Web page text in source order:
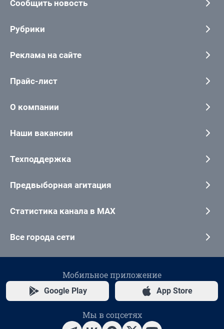
Сообщить новость
Рубрики
Реклама на сайте
Прайс-лист
О компании
Наши вакансии
Техподдержка
Предвыборная агитация
Статистика канала в MAX
Все города сети
Мобильное приложение
Google Play App Store
Мы в соцсетях